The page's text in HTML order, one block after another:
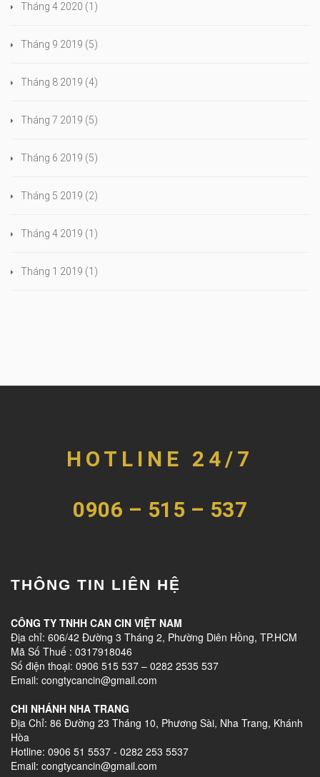
Tháng 4 2020 (1)
Tháng 9 2019 (5)
Tháng 8 2019 (4)
Tháng 7 2019 (5)
Tháng 6 2019 (5)
Tháng 5 2019 (2)
Tháng 4 2019 (1)
Tháng 1 2019 (1)
HOTLINE 24/7
0906 – 515 – 537
THÔNG TIN LIÊN HỆ
CÔNG TY TNHH CAN CIN VIỆT NAM
Địa chỉ: 606/42 Đường 3 Tháng 2, Phường Diên Hồng, TP.HCM
Mã Số Thuế : 0317918046
Số điện thoại: 0906 515 537 – 0282 2535 537
Email: congtycancin@gmail.com
CHI NHÁNH NHA TRANG
Địa Chỉ: 86 Đường 23 Tháng 10, Phương Sài, Nha Trang, Khánh
Hòa
Hotline: 0906 51 5537 - 0282 253 5537
Email: congtycancin@gmail.com